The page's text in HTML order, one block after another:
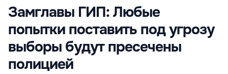
Замглавы ГИП: Любые
попытки поставить под угрозу
выборы будут пресечены
полицией